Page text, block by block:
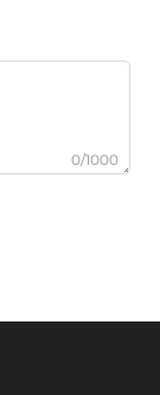
0/1000